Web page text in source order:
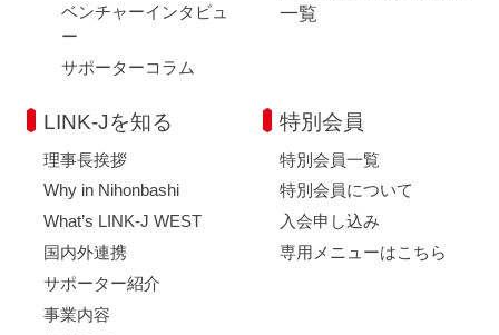
ベンチャーインタビュ
ー
サポーターコラム
一覧
LINK-Jを知る
理事長挨拶
Why in Nihonbashi
What’s LINK-J WEST
国内外連携
サポーター紹介
事業内容
特別会員
特別会員一覧
特別会員について
入会申し込み
専用メニューはこちら